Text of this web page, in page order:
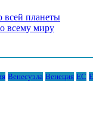
всей планеты
всему миру
Венесуэла Венеция ЕС